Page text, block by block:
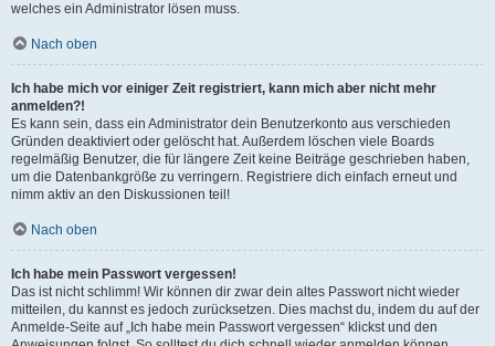
welches ein Administrator lösen muss.
Nach oben
Ich habe mich vor einiger Zeit registriert, kann mich aber nicht mehr
anmelden?!
Es kann sein, dass ein Administrator dein Benutzerkonto aus verschieden
Gründen deaktiviert oder gelöscht hat. Außerdem löschen viele Boards
regelmäßig Benutzer, die für längere Zeit keine Beiträge geschrieben haben,
um die Datenbankgröße zu verringern. Registriere dich einfach erneut und
nimm aktiv an den Diskussionen teil!
Nach oben
Ich habe mein Passwort vergessen!
Das ist nicht schlimm! Wir können dir zwar dein altes Passwort nicht wieder
mitteilen, du kannst es jedoch zurücksetzen. Dies machst du, indem du auf der
Anmelde-Seite auf „Ich habe mein Passwort vergessen“ klickst und den